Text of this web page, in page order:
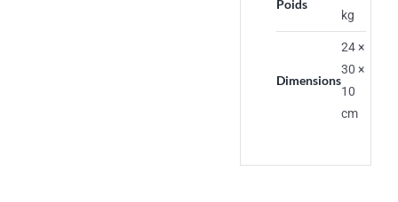
Poids
kg
Dimensions
24 ×
30 ×
10
cm